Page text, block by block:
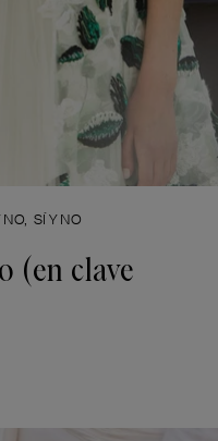
NO SÍ Y NO
(en clave